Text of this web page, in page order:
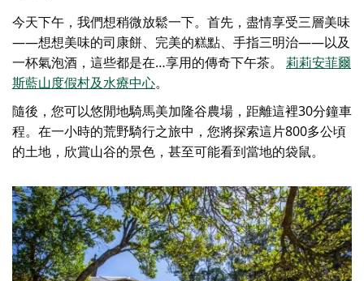
今天下午，我們想稍微放鬆一下。首先，盡情享受三層美味
——想想美味的司康餅、完美的糕點、手指三明治——以及
一杯氣泡酒，這些都是在…享用的傳奇下午茶。 莉莉安菲爾
斯藍山度假村及水療中心。
隨後，您可以悠閒地騎馬美加隆谷農場 ，距離這裡30分鐘車
程。在一小時的荒野騎行之旅中，您將探索這片800多公頃
的土地，欣賞山谷的景色，甚至可能看到當地的袋鼠。